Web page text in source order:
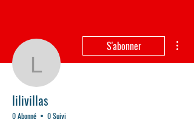
lilivillas
S'abonner
lilivillas
0 Abonné 0 Suivi